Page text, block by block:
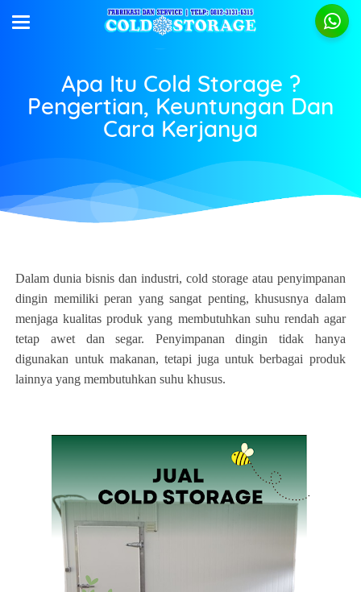
Apa Itu Cold Storage ?
Pengertian, Keuntungan Dan
Cara Kerjanya
Dalam dunia bisnis dan industri, cold storage atau penyimpanan
dingin memiliki peran yang sangat penting, khususnya dalam
menjaga kualitas produk yang membutuhkan suhu rendah agar
tetap awet dan segar. Penyimpanan dingin tidak hanya
digunakan untuk makanan, tetapi juga untuk berbagai produk
lainnya yang membutuhkan suhu khusus.